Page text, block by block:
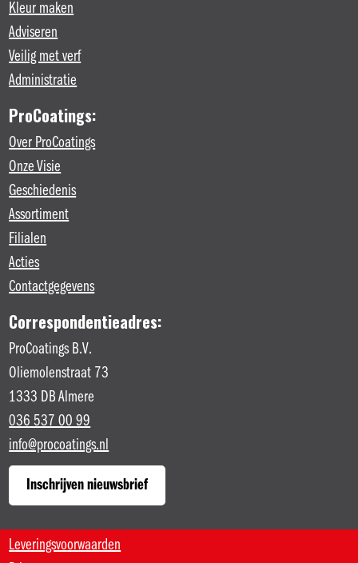
Kleur maken
Adviseren
Veilig met verf
Administratie
ProCoatings:
Over ProCoatings
Onze Visie
Geschiedenis
Assortiment
Filialen
Acties
Contactgegevens
Correspondentieadres:
ProCoatings B.V.
Oliemolenstraat 73
1333 DB Almere
036 537 00 99
info@procoatings.nl
Inschrijven nieuwsbrief
Leveringsvoorwaarden